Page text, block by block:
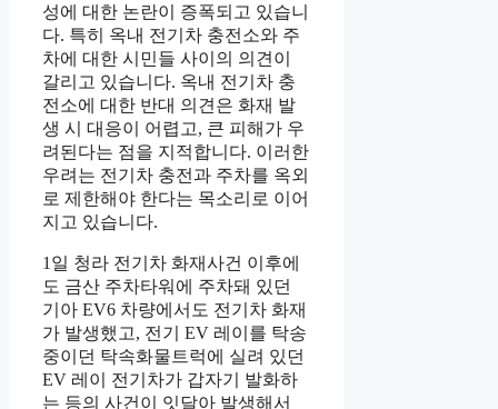
성에 대한 논란이 증폭되고 있습니
다. 특히 옥내 전기차 충전소와 주
차에 대한 시민들 사이의 의견이
갈리고 있습니다. 옥내 전기차 충
전소에 대한 반대 의견은 화재 발
생 시 대응이 어렵고, 큰 피해가 우
려된다는 점을 지적합니다. 이러한
우려는 전기차 충전과 주차를 옥외
로 제한해야 한다는 목소리로 이어
지고 있습니다.
1일 청라 전기차 화재사건 이후에
도 금산 주차타워에 주차돼 있던
기아 EV6 차량에서도 전기차 화재
가 발생했고, 전기 EV 레이를 탁송
중이던 탁속화물트럭에 실려 있던
EV 레이 전기차가 갑자기 발화하
는 등의 사건이 잇달아 발생해서